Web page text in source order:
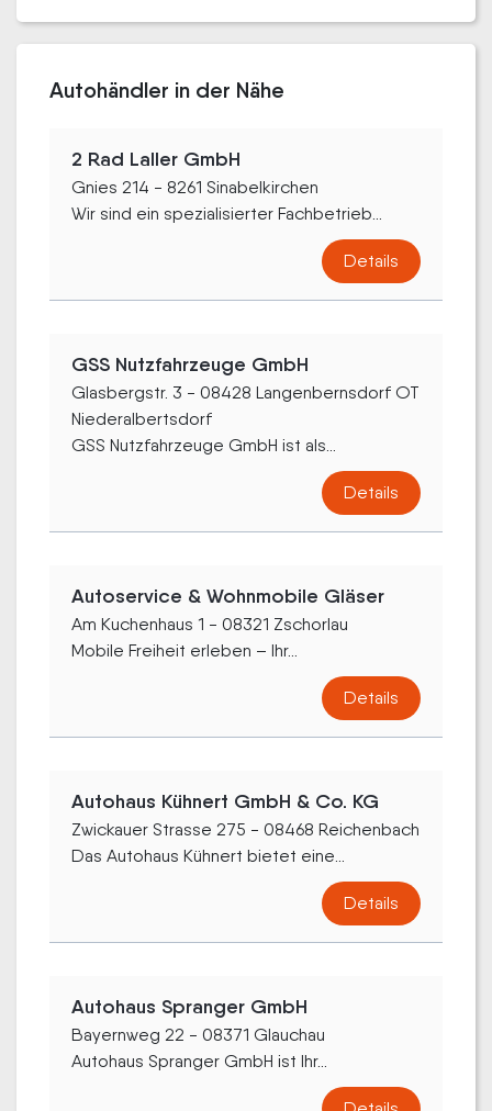
Autohändler in der Nähe
2 Rad Laller GmbH
Gnies 214 - 8261 Sinabelkirchen
Wir sind ein spezialisierter Fachbetrieb...
Details
GSS Nutzfahrzeuge GmbH
Glasbergstr. 3 - 08428 Langenbernsdorf OT
Niederalbertsdorf
GSS Nutzfahrzeuge GmbH ist als...
Details
Autoservice & Wohnmobile Gläser
Am Kuchenhaus 1 - 08321 Zschorlau
Mobile Freiheit erleben – Ihr...
Details
Autohaus Kühnert GmbH & Co. KG
Zwickauer Strasse 275 - 08468 Reichenbach
Das Autohaus Kühnert bietet eine...
Details
Autohaus Spranger GmbH
Bayernweg 22 - 08371 Glauchau
Autohaus Spranger GmbH ist Ihr...